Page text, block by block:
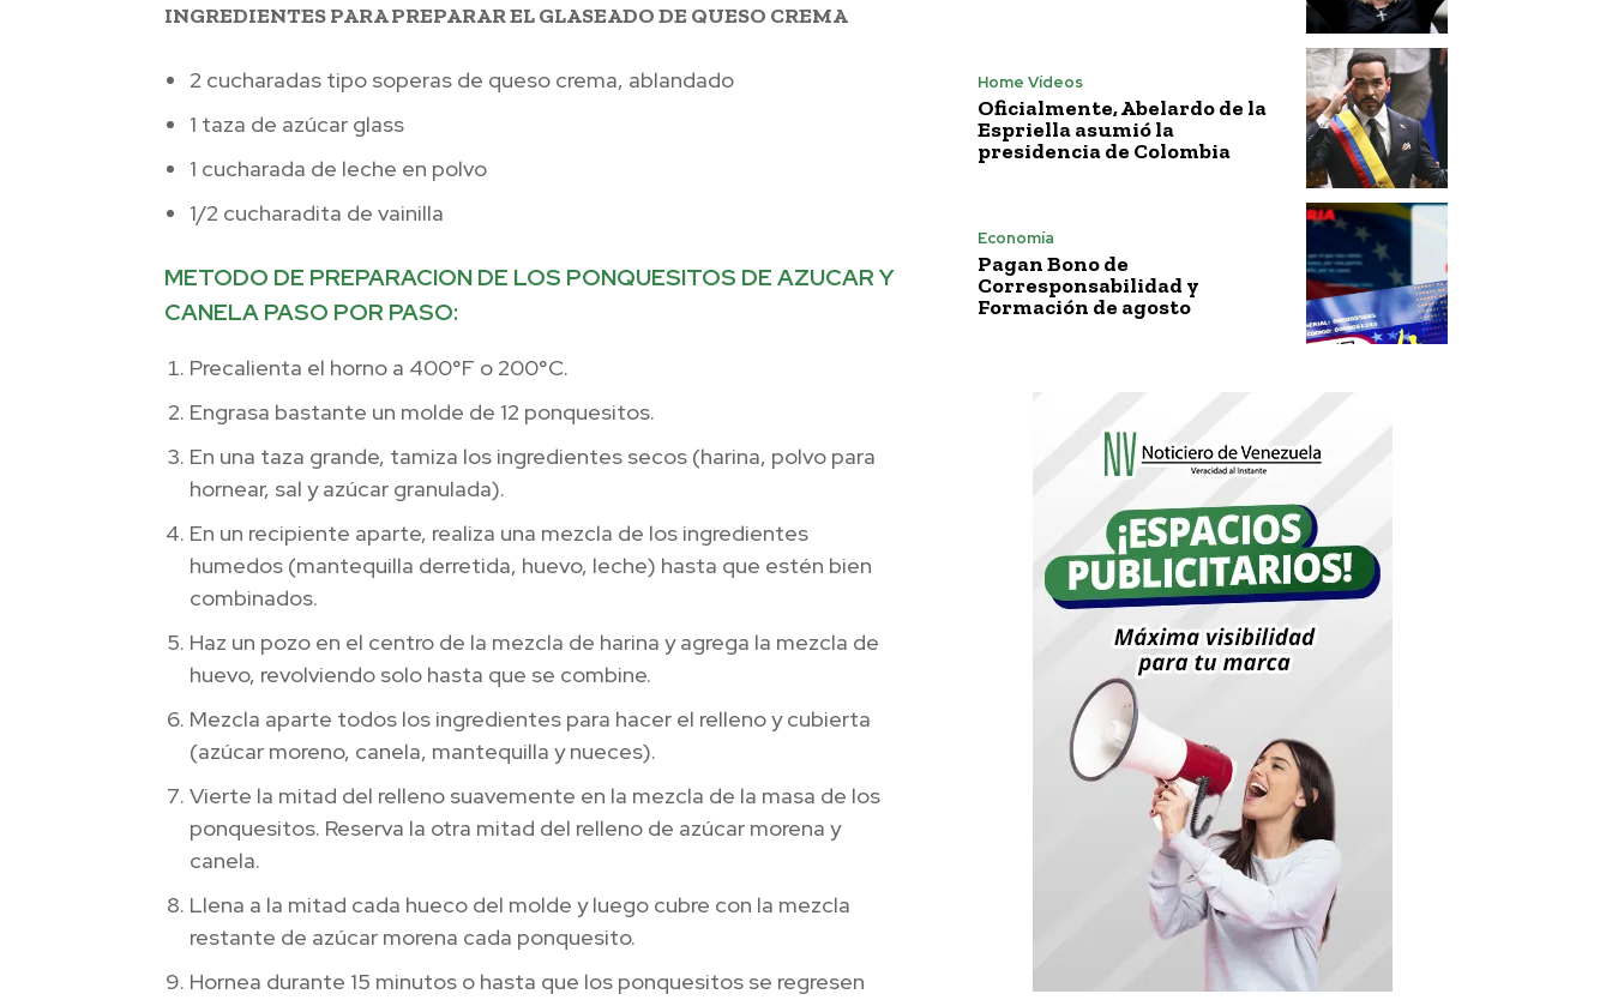
INGREDIENTES PARA PREPARAR EL GLASEADO DE QUESO CREMA
2 cucharadas tipo soperas de queso crema, ablandado
1 taza de azúcar glass
1 cucharada de leche en polvo
1/2 cucharadita de vainilla
METODO DE PREPARACION DE LOS PONQUESITOS DE AZUCAR Y
CANELA PASO POR PASO:
Precalienta el horno a 400°F o 200°C.
Engrasa bastante un molde de 12 ponquesitos.
En una taza grande, tamiza los ingredientes secos (harina, polvo para
hornear, sal y azúcar granulada).
En un recipiente aparte, realiza una mezcla de los ingredientes
humedos (mantequilla derretida, huevo, leche) hasta que estén bien
combinados.
Haz un pozo en el centro de la mezcla de harina y agrega la mezcla de
huevo, revolviendo solo hasta que se combine.
Mezcla aparte todos los ingredientes para hacer el relleno y cubierta
(azúcar moreno, canela, mantequilla y nueces).
Vierte la mitad del relleno suavemente en la mezcla de la masa de los
ponquesitos. Reserva la otra mitad del relleno de azúcar morena y
canela.
Llena a la mitad cada hueco del molde y luego cubre con la mezcla
restante de azúcar morena cada ponquesito.
Hornea durante 15 minutos o hasta que los ponquesitos se regresen
Home Vídeos
Oficialmente, Abelardo de la
Espriella asumió la
presidencia de Colombia
Economía
Pagan Bono de
Corresponsabilidad y
Formación de agosto